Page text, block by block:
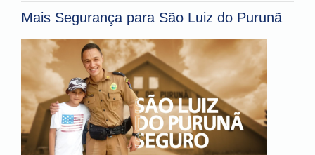
Mais Segurança para São Luiz do Purunã